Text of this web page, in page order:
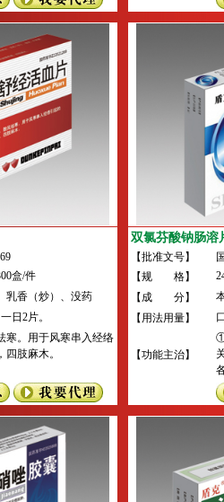
盒/件
乳香（炒）、没药
自然铜（煅）羌活、独
日2片。
寒。用于风寒串入经络
肢麻木。
双氯芬酸钠肠溶
【批准文号】
【规 格】
【成 分】
【用法用量】
【功能主治】
①